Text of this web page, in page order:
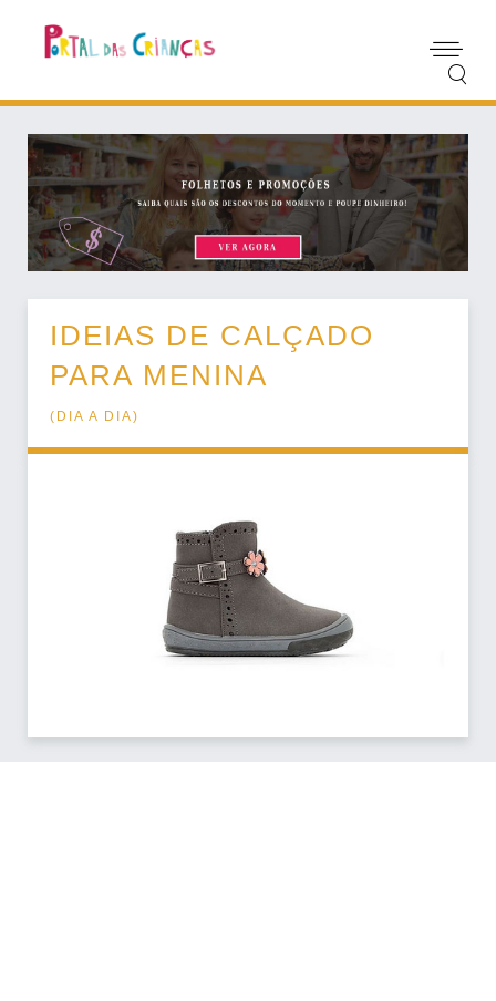
IDEIAS DE CALÇADO
PARA MENINA
( DIA A DIA)